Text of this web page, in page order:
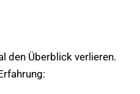
den Überblick verlieren.